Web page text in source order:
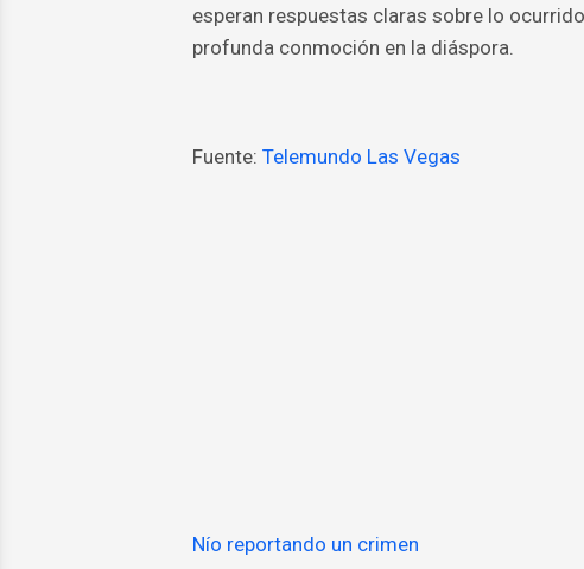
esperan respuestas claras sobre lo
profunda conmoción en la diáspora.
Fuente: Telemundo Las Vegas
Nío reportando un crimen